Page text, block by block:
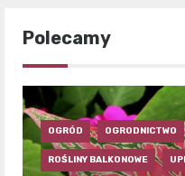
Polecamy
OGRÓD OGRODNICTWO
ROŚLINY BALKONOWE